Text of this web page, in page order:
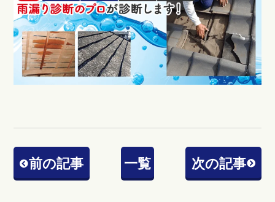
前の記事 一覧 次の記事